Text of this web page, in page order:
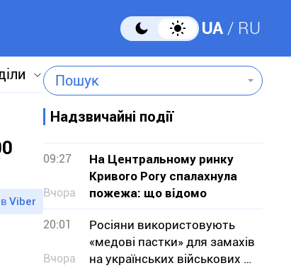
UA RU
Пошук
Viber
Надзвичайні події
09:27
Вчора
На Центральному ринку
Кривого Рогу спалахнула
пожежа: що відомо
20:01
Вчора
Росіяни використовують
«медові пастки» для замахів
на українських військових —